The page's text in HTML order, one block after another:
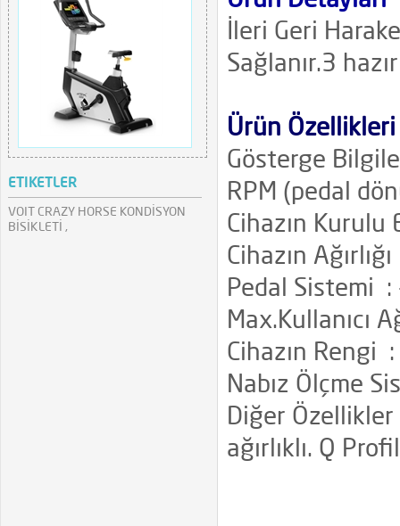
ETIKETLER
VOIT CRAZY HORSE KONDİSYON
BİSİKLETİ ,
İleri Geri
Sağlanır.3
Ürün Özellikleri
Gösterge
RPM (pedal
Cihazın
Cihazın
Pedal Sistemi :
Max.Kullanıcı
Cihazın Rengi
Nabız Ölçme
Diğer
ağırlıklı. Q